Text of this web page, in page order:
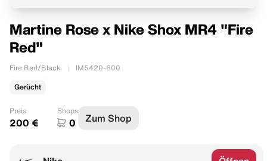
Martine Rose x Nike Shox MR4 "Fire
Red"
Fire Red/Black IM5420-600
Gerücht
Preis
200 €
Shops
0 Zum Shop